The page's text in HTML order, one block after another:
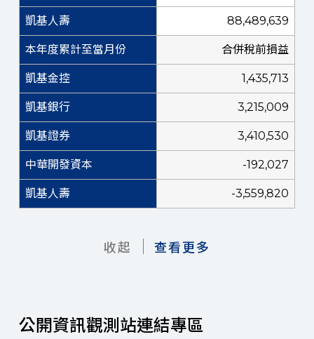
88,489,639
合併稅前損益
1,435,713
3,215,009
3,410,530
-192,027
-3,559,820
收起 查看更多
公開資訊觀測站連結專區